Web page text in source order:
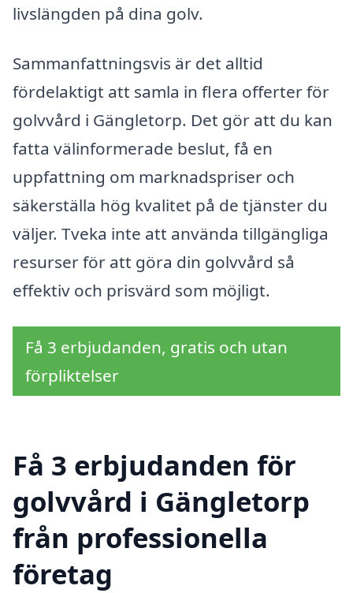
livslängden på dina golv.
Sammanfattningsvis är det alltid
fördelaktigt att samla in flera offerter för
golvvård i Gängletorp. Det gör att du kan
fatta välinformerade beslut, få en
uppfattning om marknadspriser och
säkerställa hög kvalitet på de tjänster du
väljer. Tveka inte att använda tillgängliga
resurser för att göra din golvvård så
effektiv och prisvärd som möjligt.
Få 3 erbjudanden, gratis och utan
förpliktelser
Få 3 erbjudanden för
golvvård i Gängletorp
från professionella
företag